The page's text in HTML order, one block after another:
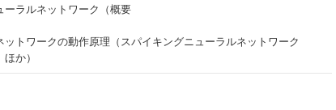
ラルネットワーク（概要
トワークの動作原理（スパイキングニューラルネットワーク
か）